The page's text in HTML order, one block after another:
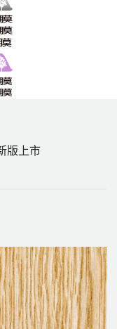
版上市